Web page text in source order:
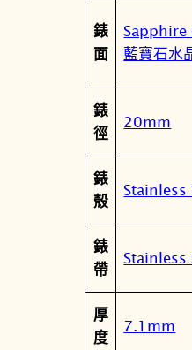
錶
面
Sapphire
藍寶石水
錶
徑
20mm
錶
殼
Stainless
錶
帶
Stainless
厚
度
7.1mm